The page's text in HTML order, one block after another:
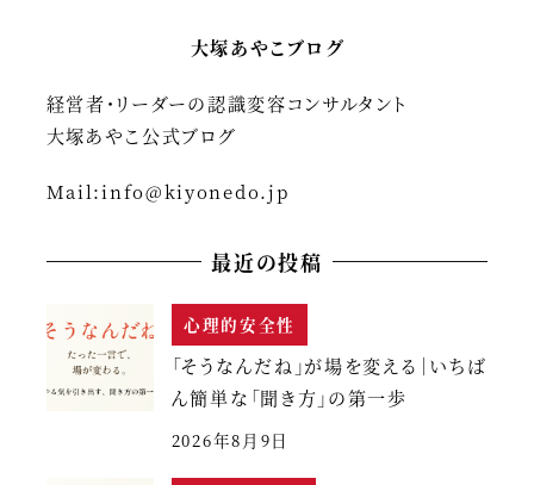
大塚あやこブログ
経営者・リーダーの認識変容コンサルタント
大塚あやこ公式ブログ
Mail:info@kiyonedo.jp
最近の投稿
心理的安全性
「そうなんだね」が場を変える｜いちば
ん簡単な「聞き方」の第一歩
2026年8月9日